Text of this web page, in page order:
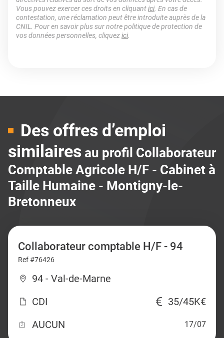
Vous pouvez exercer ces droits en cliquantici. En cas de
contestation, une réclamation peut être introduite auprès de la
CNIL. Pour en savoir plus sur notre politique de protection de
vos données personnelles, cliquezici.
Des offres d’emploi
similaires au profil Collaborateur
Comptable Agricole H/F - Cabinet à
Taille Humaine - Montigny-le-
Bretonneux
Collaborateur comptable H/F - 94
Ref #76426
94 - Val-de-Marne
CDI
35/45K€
AUCUN
17/07